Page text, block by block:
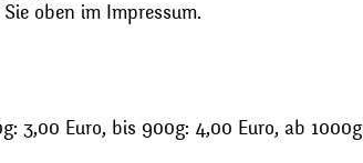
oben im Impressum.
3,00 Euro, bis 900g: 4,00 Euro, ab